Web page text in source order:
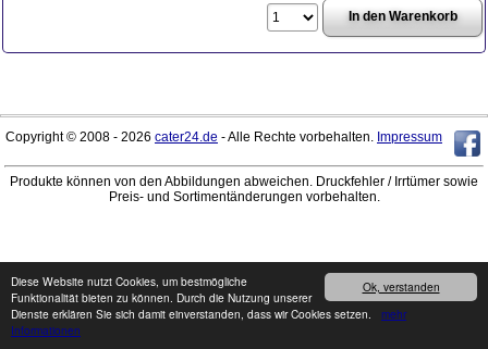
Ok, verstanden
Diese Website nutzt Cookies, um bestmögliche
Funktionalität bieten zu können. Durch die Nutzung unserer
Dienste erklären Sie sich damit einverstanden, dass wir Cookies setzen. mehr
Informationen
Copyright © 2008 - 2026 cater24.de - Alle Rechte vorbehalten. Impressum
Produkte können von den Abbildungen abweichen. Druckfehler / Irrtümer sowie
Preis- und Sortimentänderungen vorbehalten.